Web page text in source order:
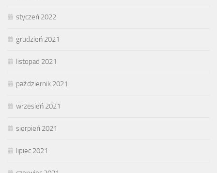
styczeń 2022
grudzień 2021
listopad 2021
październik 2021
wrzesień 2021
sierpień 2021
lipiec 2021